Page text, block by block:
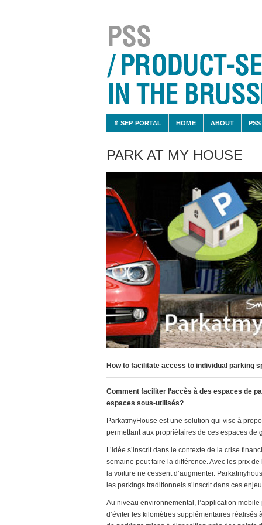
⇧ SEP PORTAL HOME ABOUT
PARK AT MY HOUSE
How to facilitate access to individual parking
Comment faciliter l’accès à des espaces de
espaces sous-utilisés?
ParkatmyHouse est une solution qui vise à
permettant aux propriétaires de ces espaces de
L’idée s’inscrit dans le contexte de la crise
semaine peut faire la différence. Avec les prix
la voiture ne cessent d’augmenter.
les parkings traditionnels s’inscrit dans ces
Au niveau environnemental, l’application
d’éviter les kilomètres supplémentaires